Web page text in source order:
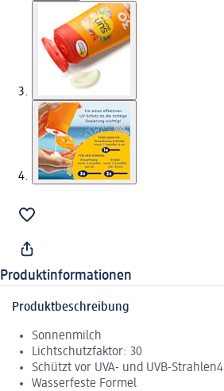
Produktinformationen
Produktbeschreibung
Sonnenmilch
Lichtschutzfaktor: 30
Schützt vor UVA- und UVB-Strahlen4
Wasserfeste Formel